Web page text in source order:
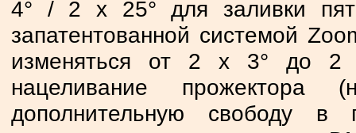
4° / 2 x 25° для заливки
запатентованной системой
изменяться от 2 x 3° до 2
нацеливание прожектора
дополнительную свободу в